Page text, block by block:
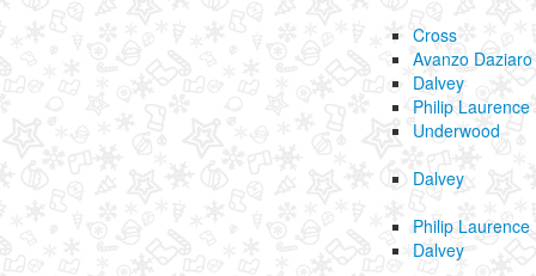
Cross
Avanzo Daziaro
Dalvey
Philip Laurence
Underwood
Dalvey
Philip Laurence
Dalvey